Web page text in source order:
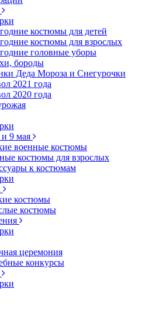
костюмы для детей
костюмы для взрослых
головные уборы
бороды
Деда Мороза и Снегурочки
2021 года
2020 года
и 9 мая
военные костюмы
костюмы для взрослых
к костюмам
костюмы
костюмы
церемония
конкурсы